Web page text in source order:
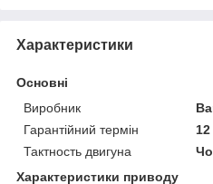
Характеристики
Основні
Виробник
Гарантійний термін
12
Тактность двигуна
Характеристики приводу